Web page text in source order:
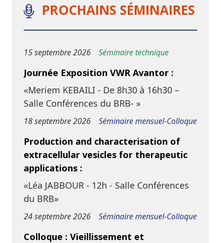
PROCHAINS SÉMINAIRES
15 septembre 2026 Séminaire technique
Journée Exposition VWR Avantor :
«Meriem KEBAILI - De 8h30 à 16h30 –
Salle Conférences du BRB- »
18 septembre 2026 Séminaire mensuel-Colloque
Production and characterisation of
extracellular vesicles for therapeutic
applications :
«Léa JABBOUR - 12h - Salle Conférences
du BRB»
24 septembre 2026 Séminaire mensuel-Colloque
Colloque : Vieillissement et